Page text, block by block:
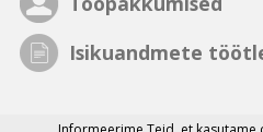
Isikuandmete